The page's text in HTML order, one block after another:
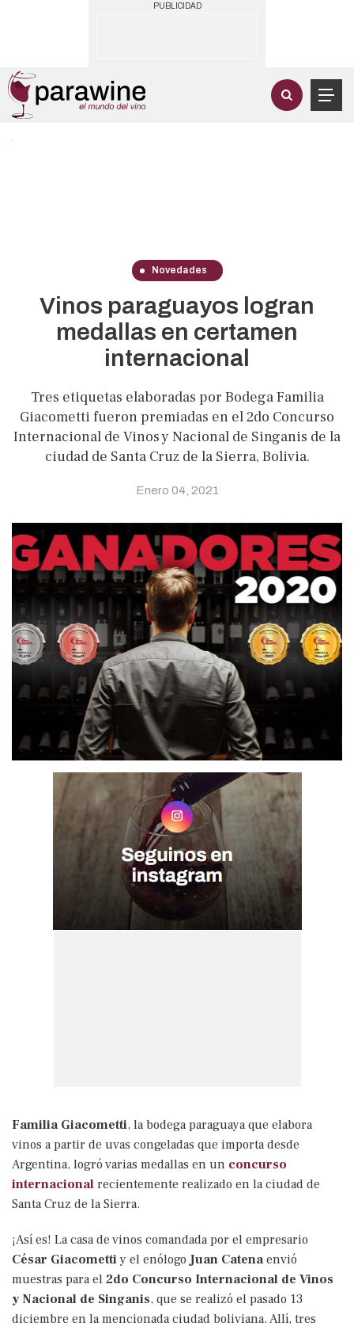
PUBLICIDAD
Novedades
Vinos paraguayos logran
medallas en certamen
internacional
Tres etiquetas elaboradas por Bodega Familia
Giacometti fueron premiadas en el 2do Concurso
Internacional de Vinos y Nacional de Singanis de la
ciudad de Santa Cruz de la Sierra, Bolivia.
Enero 04, 2021
Familia Giacometti, la bodega paraguaya que elabora
vinos a partir de uvas congeladas que importa desde
Argentina, logró varias medallas en un concurso
internacional recientemente realizado en la ciudad de
Santa Cruz de la Sierra.
¡Así es! La casa de vinos comandada por el empresario
César Giacomettiy el enólogoJuan Catenaenvió
muestras para el 2do Concurso Internacional de Vinos
y Nacional de Singanis, que se realizó el pasado 13
diciembre en la mencionada ciudad boliviana. Allí, tres